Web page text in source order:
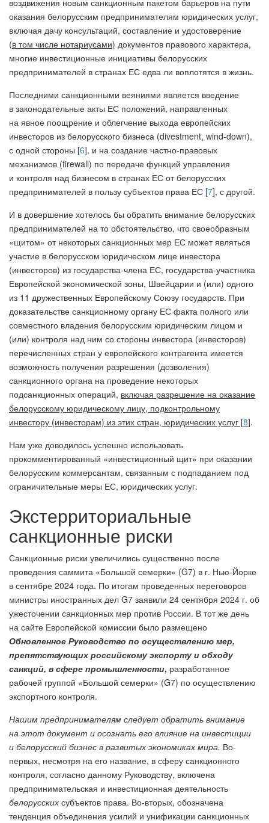
воздвижения новым санкционным пакетом барьеров на пути
оказания белорусским предпринимателям юридических услуг,
включая дачу консультаций, составление и удостоверение
(в том числе нотариусами) документов правового характера,
многие инвестиционные инициативы белорусских
предпринимателей в странах ЕС едва ли воплотятся в жизнь.
Последними санкционными веяниями является введение
в законодательные акты ЕС положений, направленных
на явное поощрение и облегчение выхода европейских
инвесторов из белорусского бизнеса (divestment, wind-down),
с одной стороны [6], и на создание частно-правовых
механизмов (firewall) по передаче функций управления
и контроля над бизнесом в странах ЕС от белорусских
предпринимателей в пользу субъектов права ЕС [7], с другой.
И в довершение хотелось бы обратить внимание белорусских
предпринимателей на то обстоятельство, что своеобразным
«щитом» от некоторых санкционных мер ЕС может являться
участие в белорусском юридическом лице инвестора
(инвесторов) из государства-члена ЕС, государства-участника
Европейской экономической зоны, Швейцарии и (или) одного
из 11 дружественных Европейскому Союзу государств. При
доказательстве санкционному органу ЕС факта полного или
совместного владения белорусским юридическим лицом и
(или) контроля над ним со стороны инвестора (инвесторов)
перечисленных стран у европейского контрагента имеется
возможность получения разрешения (дозволения)
санкционного органа на проведение некоторых
подсанкционных операций, включая разрешение на оказание
белорусскому юридическому лицу, подконтрольному
инвестору (инвесторам) из этих стран, юридических услуг [8].
Нам уже доводилось успешно использовать
прокомментированный «инвестиционный щит» при оказании
белорусским коммерсантам, связанным с подпаданием под
ограничительные меры ЕС, юридических услуг.
Экстерриториальные
санкционные риски
Санкционные риски увеличились существенно после
проведения саммита «Большой семерки» (G7) в г. Нью-Йорке
в сентябре 2024 года. По итогам проведенных переговоров
министры иностранных дел G7 заявили 24 сентября 2024 г. об
ужесточении санкционных мер против России. В тот же день
на сайте Европейской комиссии было размещено
Обновленное Руководство по осуществлению мер,
препятствующих российскому экспорту и обходу
санкций, в сфере промышленности, разработанное
рабочей группой «Большой семерки» (G7) по осуществлению
экспортного контроля.
Нашим предпринимателям следует обратить внимание
на этот документ и осознать его влияние на инвестиции
и белорусский бизнес в развитых экономиках мира. Во-
первых, несмотря на его название, в сферу санкционного
контроля, согласно данному Руководству, включена
предпринимательская и инвестиционная деятельность
белорусских субъектов права. Во-вторых, обозначена
тенденция объединения усилий и унификации санкционных